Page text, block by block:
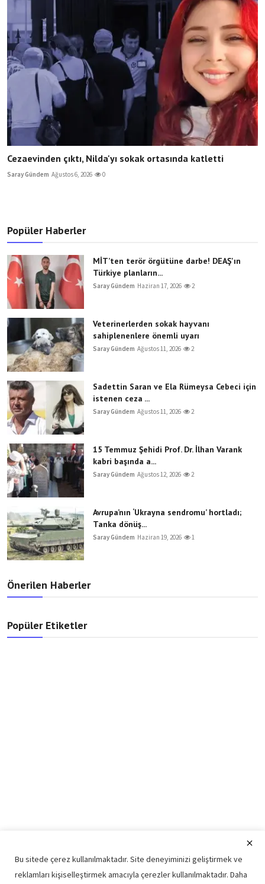
Cezaevinden çıktı, Nilda'yı sokak ortasında katletti
Saray Gündem Ağustos 6, 2026 0
Popüler Haberler
MİT’ten terör örgütüne darbe! DEAŞ'ın
Türkiye planların...
Saray Gündem Haziran 17, 2026 2
Veterinerlerden sokak hayvanı
sahiplenenlere önemli uyarı
Saray Gündem Ağustos 11, 2026 2
Sadettin Saran ve Ela Rümeysa Cebeci için
istenen ceza ...
Saray Gündem Ağustos 11, 2026 2
15 Temmuz Şehidi Prof. Dr. İlhan Varank
kabri başında a...
Saray Gündem Ağustos 12, 2026 2
Avrupa’nın ‘Ukrayna sendromu’ hortladı;
Tanka dönüş...
Saray Gündem Haziran 19, 2026 1
Önerilen Haberler
Popüler Etiketler
Bu sitede çerez kullanılmaktadır. Site deneyiminizi geliştirmek ve
reklamları kişiselleştirmek amacıyla çerezler kullanılmaktadır. Daha